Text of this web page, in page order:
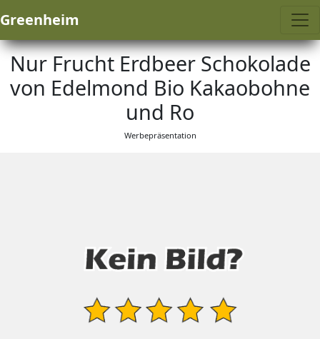
Greenheim
Nur Frucht Erdbeer Schokolade
von Edelmond Bio Kakaobohne
und Ro
Werbepräsentation